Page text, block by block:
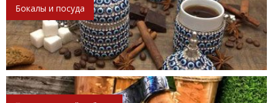
Бокалы и посуда